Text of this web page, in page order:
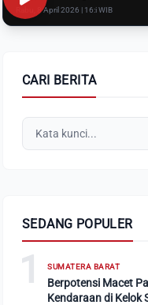
Rabu, 8 April 2026 | 16:i WIB
CARI BERITA
SEDANG POPULER
1 SUMATERA BARAT
Berpotensi Macet
Kendaraan di Kelok